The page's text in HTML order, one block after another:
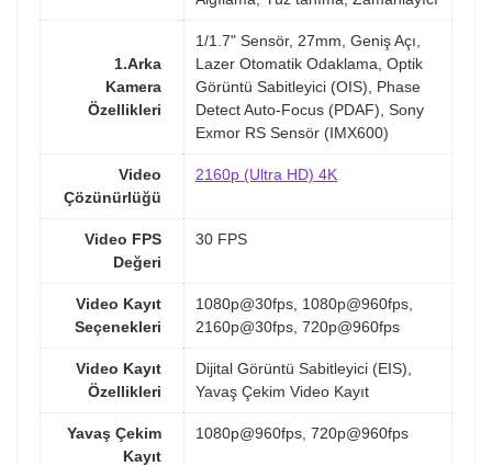
1.Arka
Kamera
Özellikleri
1/1.7" Sensör, 27mm, Geniş Açı,
Lazer Otomatik Odaklama, Optik
Görüntü Sabitleyici (OIS), Phase
Detect Auto-Focus (PDAF), Sony
Exmor RS Sensör (IMX600)
Video
Çözünürlüğü
2160p (Ultra HD) 4K
Video FPS
Değeri
30 FPS
Video Kayıt
Seçenekleri
1080p@30fps, 1080p@960fps,
2160p@30fps, 720p@960fps
Video Kayıt
Özellikleri
Dijital Görüntü Sabitleyici (EIS),
Yavaş Çekim Video Kayıt
Yavaş Çekim
Kayıt
1080p@960fps, 720p@960fps